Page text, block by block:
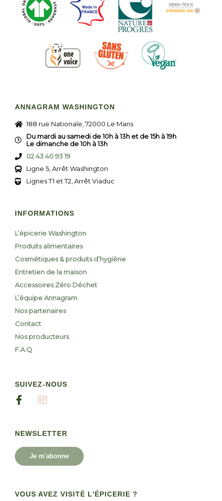
ANNAGRAM WASHINGTON
188 rue Nationale, 72000 Le Mans
Du mardi au samedi de 10h à 13h et de 15h à 19h
Le dimanche de 10h à 13h
02 43 40 93 19
Ligne 5, Arrêt Washington
Lignes T1 et T2, Arrêt Viaduc
INFORMATIONS
L’épicerie Washington
Produits alimentaires
Cosmétiques & produits d’hygiène
Entretien de la maison
Accessoires Zéro Déchet
L’équipe Annagram
Nos partenaires
Contact
Nos producteurs
F.A.Q
SUIVEZ-NOUS
NEWSLETTER
Je m'abonne
VOUS AVEZ VISITÉ L'ÉPICERIE ?